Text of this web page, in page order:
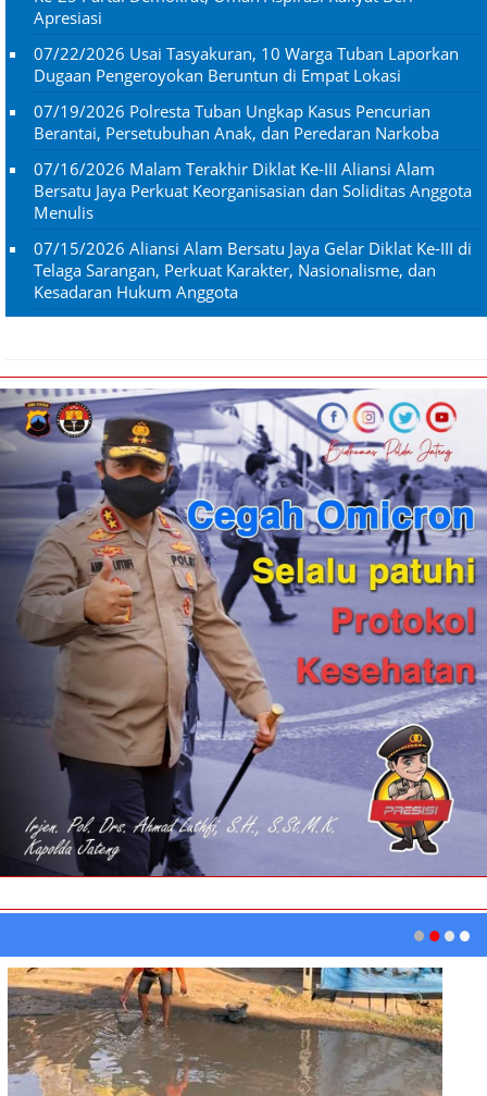
Apresiasi
07/22/2026 Usai Tasyakuran, 10 Warga Tuban Laporkan
Dugaan Pengeroyokan Beruntun di Empat Lokasi
07/19/2026 Polresta Tuban Ungkap Kasus Pencurian
Berantai, Persetubuhan Anak, dan Peredaran Narkoba
07/16/2026 Malam Terakhir Diklat Ke-III Aliansi Alam
Bersatu Jaya Perkuat Keorganisasian dan Soliditas Anggota
Menulis
07/15/2026 Aliansi Alam Bersatu Jaya Gelar Diklat Ke-III di
Telaga Sarangan, Perkuat Karakter, Nasionalisme, dan
Kesadaran Hukum Anggota